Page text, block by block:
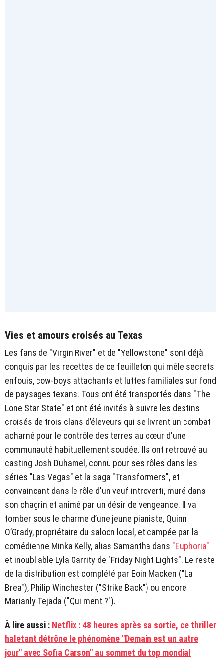
Vies et amours croisés au Texas
Les fans de "Virgin River" et de "Yellowstone" sont déjà
conquis par les recettes de ce feuilleton qui mêle secrets
enfouis, cow-boys attachants et luttes familiales sur fond
de paysages texans. Tous ont été transportés dans "The
Lone Star State" et ont été invités à suivre les destins
croisés de trois clans d’éleveurs qui se livrent un combat
acharné pour le contrôle des terres au cœur d'une
communauté habituellement soudée. Ils ont retrouvé au
casting Josh Duhamel, connu pour ses rôles dans les
séries "Las Vegas" et la saga "Transformers", et
convaincant dans le rôle d'un veuf introverti, muré dans
son chagrin et animé par un désir de vengeance. Il va
tomber sous le charme d’une jeune pianiste, Quinn
O’Grady, propriétaire du saloon local, et campée par la
comédienne Minka Kelly, alias Samantha dans "Euphoria"
et inoubliable Lyla Garrity de "Friday Night Lights". Le reste
de la distribution est complété par Eoin Macken ("La
Brea"), Philip Winchester ("Strike Back") ou encore
Marianly Tejada ("Qui ment ?").
À lire aussi : Netflix : 48 heures après sa sortie, ce thriller
haletant détrône le phénomène "Demain est un autre
jour" avec Sofia Carson" au sommet du top mondial